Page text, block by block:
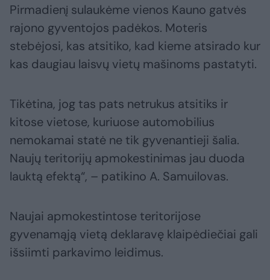
Pirmadienį sulaukėme vienos Kauno gatvės
rajono gyventojos padėkos. Moteris
stebėjosi, kas atsitiko, kad kieme atsirado kur
kas daugiau laisvų vietų mašinoms pastatyti.
Tikėtina, jog tas pats netrukus atsitiks ir
kitose vietose, kuriuose automobilius
nemokamai statė ne tik gyvenantieji šalia.
Naujų teritorijų apmokestinimas jau duoda
lauktą efektą“, – patikino A. Samuilovas.
Naujai apmokestintose teritorijose
gyvenamąją vietą deklaravę klaipėdiečiai gali
išsiimti parkavimo leidimus.